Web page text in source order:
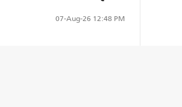
07-Aug-26 12:48 PM